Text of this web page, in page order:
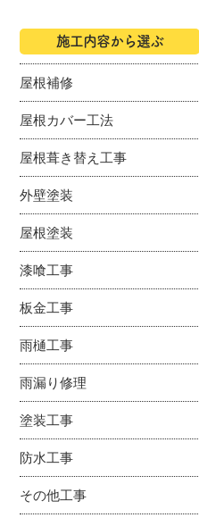
施工内容から選ぶ
屋根補修
屋根カバー工法
屋根葺き替え工事
外壁塗装
屋根塗装
漆喰工事
板金工事
雨樋工事
雨漏り修理
塗装工事
防水工事
その他工事